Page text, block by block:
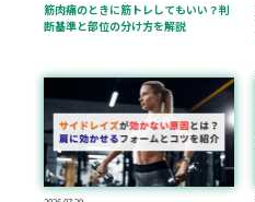
筋肉痛のときに筋トレしてもいい？判
断基準と部位の分け方を解説